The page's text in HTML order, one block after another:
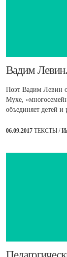
​Вадим
Поэт Вадим Левин
Мухе,
объединяет детей и
06.09.2017 ТЕКСТЫ /